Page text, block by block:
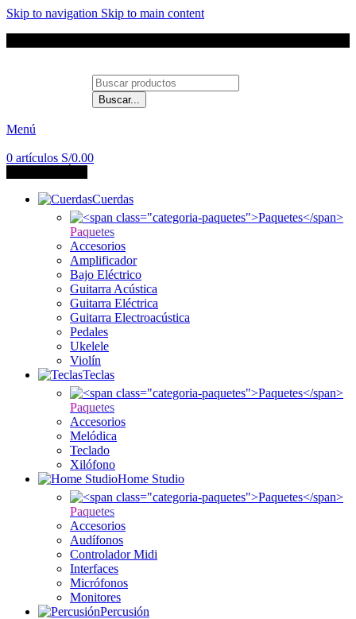
Skip to navigation Skip to main content
Buscar...
Menú
0 artículos S/0.00
Cuerdas
Paquetes
Accesorios
Amplificador
Bajo Eléctrico
Guitarra Acústica
Guitarra Eléctrica
Guitarra Electroacústica
Pedales
Ukelele
Violín
Teclas
Paquetes
Accesorios
Melódica
Teclado
Xilófono
Home Studio
Paquetes
Accesorios
Audífonos
Controlador Midi
Interfaces
Micrófonos
Monitores
Percusión